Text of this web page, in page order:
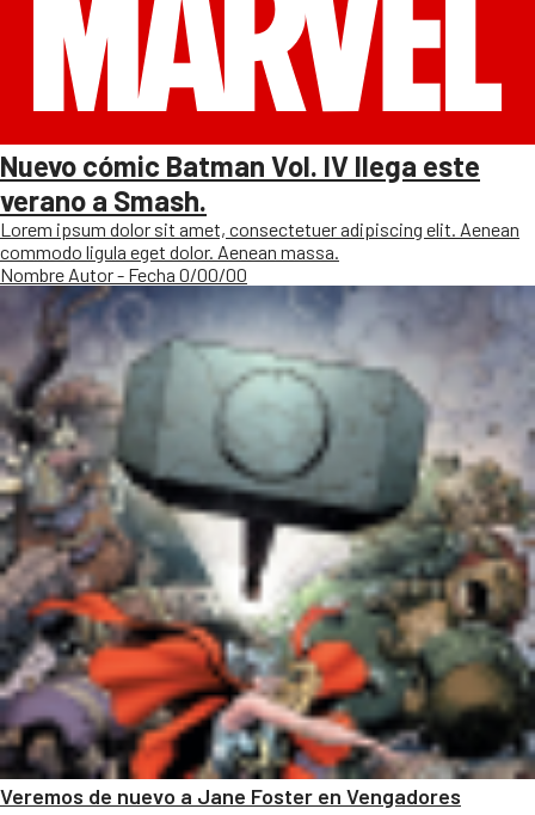
Nuevo cómic Batman Vol. IV llega este
verano a Smash.
Lorem ipsum dolor sit amet, consectetuer adipiscing elit. Aenean
commodo ligula eget dolor. Aenean massa.
Nombre Autor - Fecha 0/00/00
Veremos de nuevo a Jane Foster en Vengadores